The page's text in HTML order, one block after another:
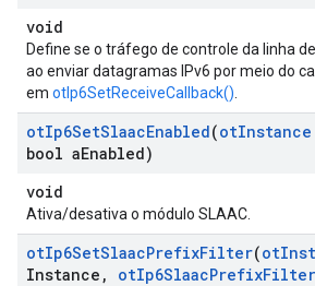
void
Define se o tráfego de controle da linha
ao enviar datagramas IPv6 por meio do
em otIp6SetReceiveCallback()
otIp6SetSlaacEnabled(otInstance
bool aEnabled)
void
Ativa/desativa o módulo SLAAC.
otIp6SetSlaacPrefixFilter(ot
Instance , otIp6SlaacPrefixFilter